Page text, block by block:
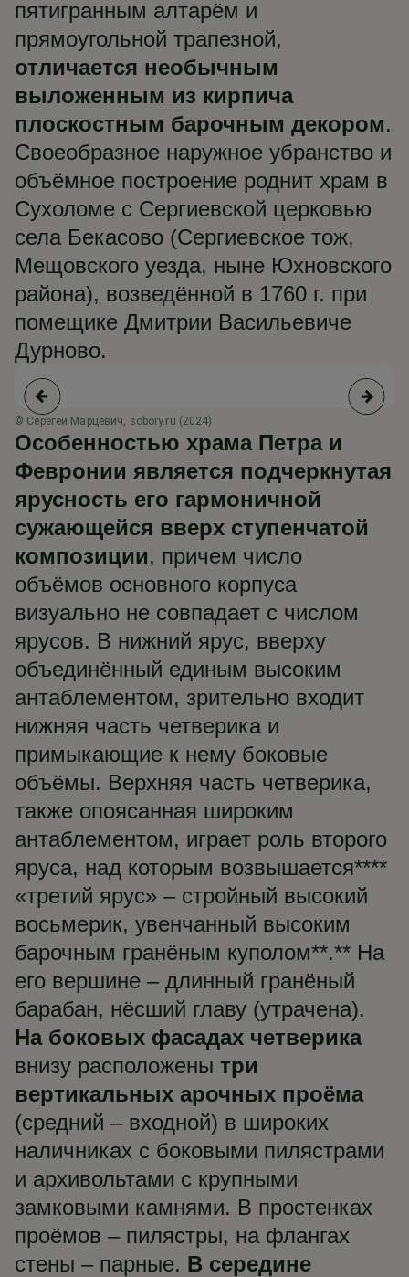
пятигранным алтарём и
прямоугольной трапезной,
отличается необычным
выложенным из кирпича
плоскостным барочным декором.
Своеобразное наружное убранство и
объёмное построение роднит храм в
Сухоломе с Сергиевской церковью
села Бекасово (Сергиевское тож,
Мещовского уезда, ныне Юхновского
района), возведённой в 1760 г. при
помещике Дмитрии Васильевиче
Дурново.
© Серегей Марцевич, sobory.ru (2024)
Особенностью храма Петра и
Февронии является подчеркнутая
ярусность его гармоничной
сужающейся вверх ступенчатой
композиции, причем число
объёмов основного корпуса
визуально не совпадает с числом
ярусов. В нижний ярус, вверху
объединённый единым высоким
антаблементом, зрительно входит
нижняя часть четверика и
примыкающие к нему боковые
объёмы. Верхняя часть четверика,
также опоясанная широким
антаблементом, играет роль второго
яруса, над которым возвышается****
«третий ярус» – стройный высокий
восьмерик, увенчанный высоким
барочным гранёным куполом**.** На
его вершине – длинный гранёный
барабан, нёсший главу (утрачена).
На боковых фасадах четверика
внизу расположены три
вертикальных арочных проёма
(средний – входной) в широких
наличниках с боковыми пилястрами
и архивольтами с крупными
замковыми камнями. В простенках
проёмов – пилястры, на флангах
стены – парные. В середине